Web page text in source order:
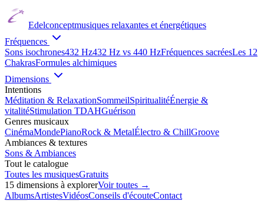
Edelconceptmusiques relaxantes et énergétiques
Fréquences
Sons isochrones432 Hz432 Hz vs 440 HzFréquences sacréesLes 12
ChakrasFormules alchimiques
Dimensions
Intentions
Méditation & RelaxationSommeilSpiritualitéÉnergie &
vitalitéStimulation TDAHGuérison
Genres musicaux
CinémaMondePianoRock & MetalÉlectro & ChillGroove
Ambiances & textures
Sons & Ambiances
Tout le catalogue
Toutes les musiquesGratuits
15 dimensions à explorerVoir toutes →
AlbumsArtistesVidéosConseils d'écouteContact